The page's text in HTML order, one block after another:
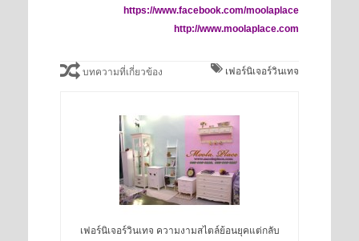
https://www.facebook.com/moolaplace
http://www.moolaplace.com
เฟอร์นิเจอร์วินเทจ
บทความที่เกี่ยวข้อง
เฟอร์นิเจอร์วินเทจ ความงามสไตล์ย้อนยุคแต่กลับ